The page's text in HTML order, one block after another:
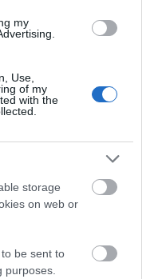
my
Use,
of my
with the
storage
on web or
be sent to
purposes.
με